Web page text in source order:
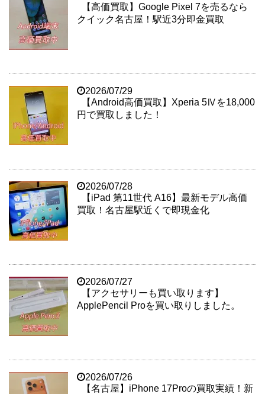
【高価買取】Google Pixel 7を売るなら
クイック名古屋！駅近3分即金買取
2026/07/29
【Android高価買取】Xperia 5Ⅳを18,000
円で買取しました！
2026/07/28
【iPad 第11世代 A16】最新モデル高価
買取！名古屋駅近くで即現金化
2026/07/27
【アクセサリーも買い取ります】
ApplePencil Proを買い取りしました。
2026/07/26
【名古屋】iPhone 17Proの買取実績！新